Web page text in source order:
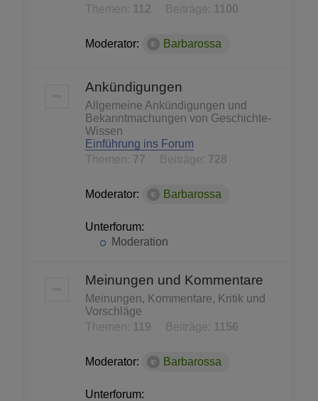
Themen:
112 Beiträge: 1100
Moderator: Barbarossa
Ankündigungen
Allgemeine Ankündigungen und
Bekanntmachungen von Geschichte-
Wissen
Einführung ins Forum
Themen: 77 Beiträge: 728
Moderator: Barbarossa
Unterforum:
Moderation
Meinungen und Kommentare
Meinungen, Kommentare, Kritik und
Vorschläge
Themen:
119 Beiträge: 1156
Moderator: Barbarossa
Unterforum: